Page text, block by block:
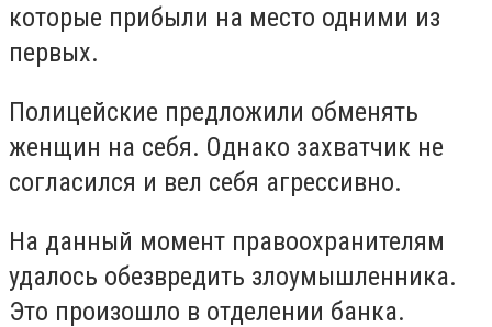
которые прибыли на место одними из
первых.
Полицейские предложили обменять
женщин на себя. Однако захватчик не
согласился и вел себя агрессивно.
На данный момент правоохранителям
удалось обезвредить злоумышленника.
Это произошло в отделении банка.